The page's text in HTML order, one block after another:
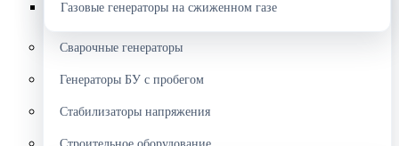
Газовые генераторы на сжиженном газе
Сварочные генераторы
Генераторы БУ с пробегом
Стабилизаторы напряжения